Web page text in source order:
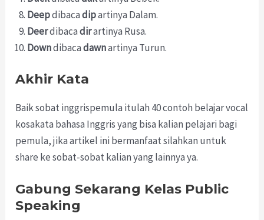
Deepdibacadipartinya Dalam.
Deerdibacadirartinya Rusa.
Downdibacadawnartinya Turun.
Akhir Kata
Baik sobat inggrispemula itulah 40 contoh belajar vocal
kosakata bahasa Inggris yang bisa kalian pelajari bagi
pemula, jika artikel ini bermanfaat silahkan untuk
share ke sobat-sobat kalian yang lainnya ya.
Gabung Sekarang Kelas Public
Speaking